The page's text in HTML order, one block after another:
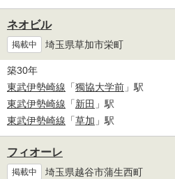
ネオビル
掲載中 埼玉県草加市栄町
築30年
東武伊勢崎線 「獨協大学前 」駅
東武伊勢崎線 「新田 」駅
東武伊勢崎線 「草加 」駅
フィオーレ
掲載中 埼玉県越谷市蒲生西町